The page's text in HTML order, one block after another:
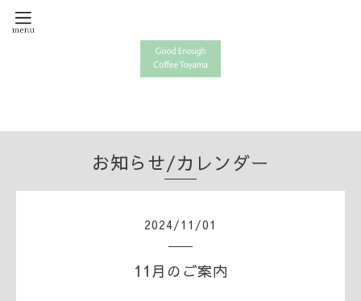
お知らせ/カレンダー
2024/11 /01
11月のご案内